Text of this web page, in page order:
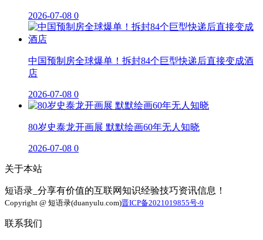
2026-07-08 0
中国预制房全球爆单！拆封84个巨型快递后直接变成酒
店
2026-07-08 0
80岁史泰龙开画展 默默绘画60年无人知晓
2026-07-08 0
关于本站
短语录_分享有价值的互联网知识经验技巧资讯信息！
Copyright @ 短语录(duanyulu.com)晋ICP备2021019855号-9
联系我们